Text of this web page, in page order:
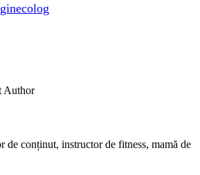
Author
de conținut, instructor de fitness, mamă de